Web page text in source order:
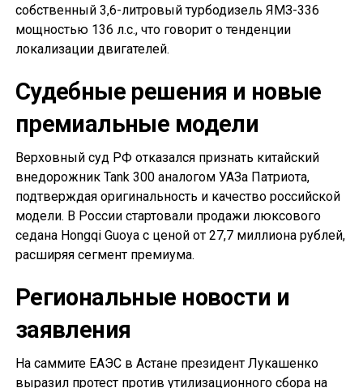
собственный 3,6-литровый турбодизель ЯМЗ-336
мощностью 136 л.с., что говорит о тенденции
локализации двигателей.
Судебные решения и новые
премиальные модели
Верховный суд РФ отказался признать китайский
внедорожник Tank 300 аналогом УАЗа Патриота,
подтверждая оригинальность и качество российской
модели. В России стартовали продажи люксового
седана Hongqi Guoya с ценой от 27,7 миллиона рублей,
расширяя сегмент премиума.
Региональные новости и
заявления
На саммите ЕАЭС в Астане президент Лукашенко
выразил протест против утилизационного сбора на